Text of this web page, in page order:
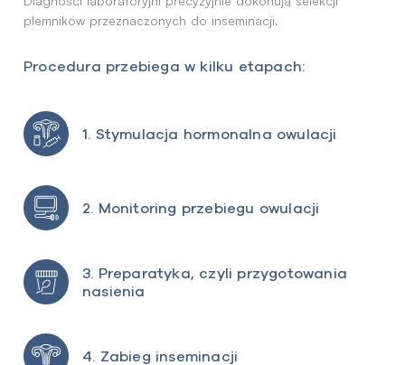
plemników przeznaczonych do inseminacji.
Procedura przebiega w kilku etapach:
1. Stymulacja hormonalna owulacji
2. Monitoring przebiegu owulacji
3. Preparatyka, czyli przygotowania
nasienia
4. Zabieg inseminacji